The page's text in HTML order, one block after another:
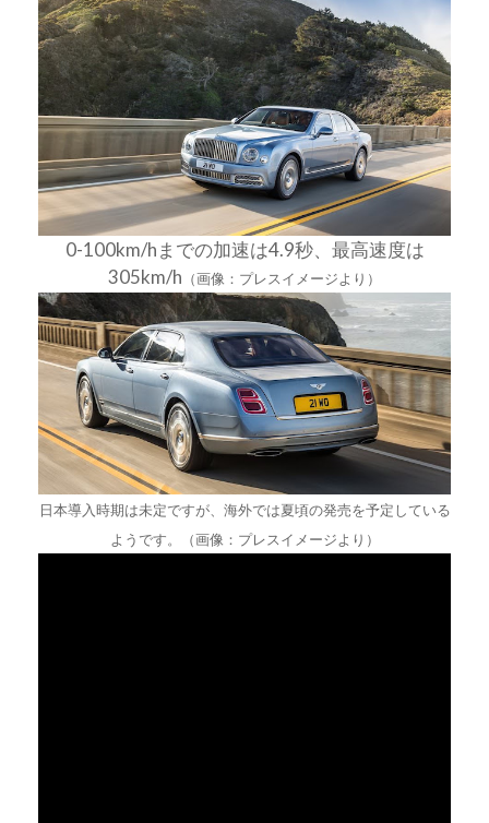
0-100km/hまでの加速は4.9秒、最高速度は
305km/h （画像：プレスイメージより）
日本導入時期は未定ですが、海外では夏頃の発売を予定している
ようです。（画像：プレスイメージより）